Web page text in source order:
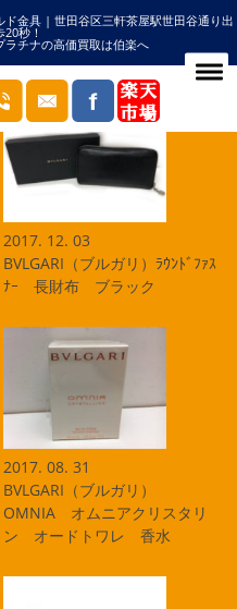
金具 | 世田谷区三軒茶屋駅世田谷通り出
20秒！
チナの高価買取は伯楽へ
2017. 12. 03
BVLGARI（ブルガリ）ﾗｳﾝﾄﾞﾌｧｽ
ﾅｰ 長財布 ブラック
2017. 08. 31
BVLGARI（ブルガリ）
OMNIA オムニアクリスタリ
ン オードトワレ 香水